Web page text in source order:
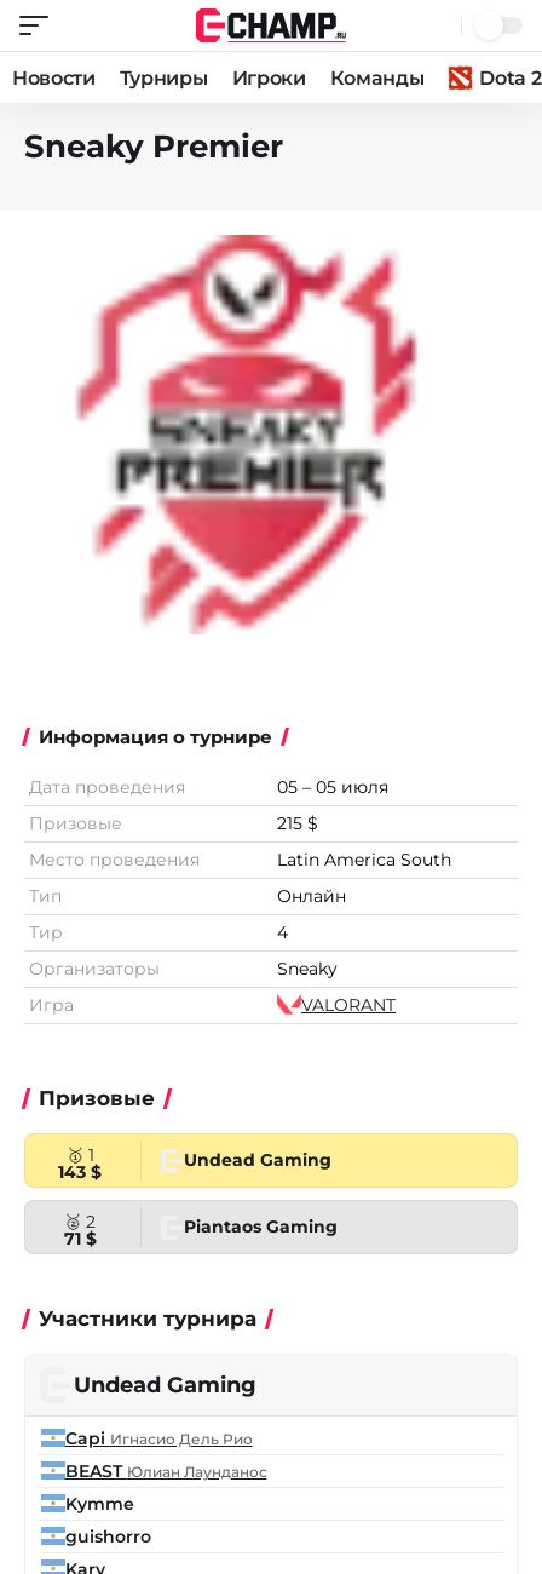
Новости Турниры Игроки Команды Dota 2
Sneaky Premier
Информация о турнире
Дата проведения
05 – 05 июля
Призовые
215 $
Место проведения
Latin America South
Тип
Онлайн
Тир
4
Организаторы
Sneaky
Игра
VALORANT
Призовые
🥇 1
143 $
Undead Gaming
🥈 2
71 $
Piantaos Gaming
Участники турнира
Undead Gaming
Capi Игнасио Дель Рио
BEAST Юлиан Лаунданос
Kymme
guishorro
Kary